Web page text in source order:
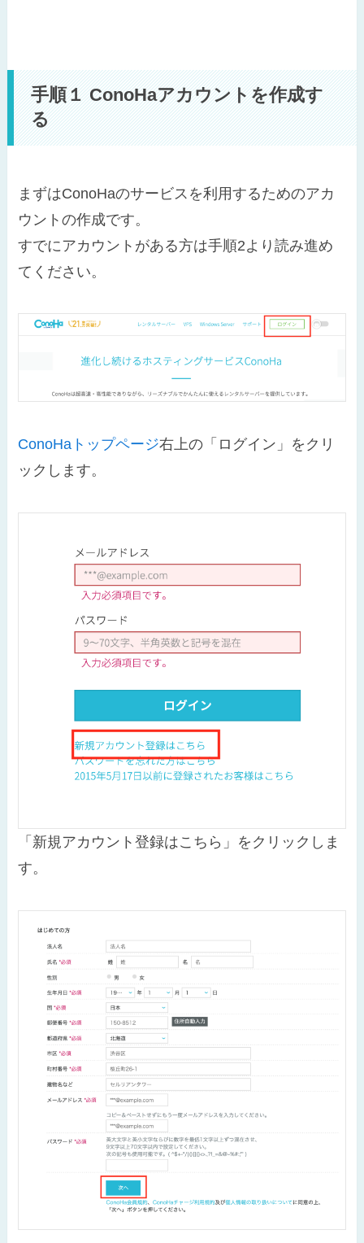
手順１ ConoHaアカウントを作成す
る
まずはConoHaのサービスを利用するためのアカ
ウントの作成です。
すでにアカウントがある方は手順2より読み進め
てください。
ConoHaトップページ右上の「ログイン」をクリ
ックします。
「新規アカウント登録はこちら」をクリックしま
す。